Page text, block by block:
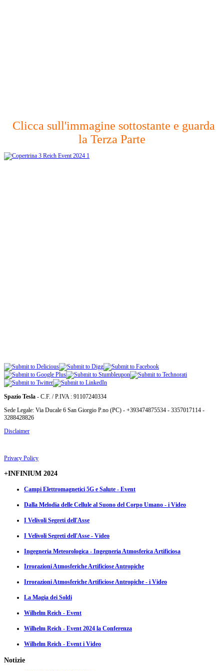
Clicca sull'immagine sottostante e guarda
la Terza Parte
Spazio Tesla - C.F. / P.IVA : 91107240334
Sede Legale: Via Ducale 6 San Giorgio P.no (PC) - +393474875534 - 3357017114 -
3288428826
Disclaimer
Privacy Policy
+INFINIUM 2024
Campi Elettromagnetici 5G e Salute - Event
Dalla Melodia delle Cellule al Suono del Corpo Umano - i Video
I Velivoli Segreti dell'Asse
I Velivoli Segreti dell'Asse - Video
Ingegneria Meteorologica - Ingegneria Atmosferica Artificiosa
Irrorazioni Atmosferiche Artificiose Antropiche
Irrorazioni Atmosferiche Artificiose Antropiche - i Video
La Magia dei Soldi
Wilhelm Reich - Event
Wilhelm Reich - Event 2024 la Conferenza
Wilhelm Reich - Event i Video
Notizie